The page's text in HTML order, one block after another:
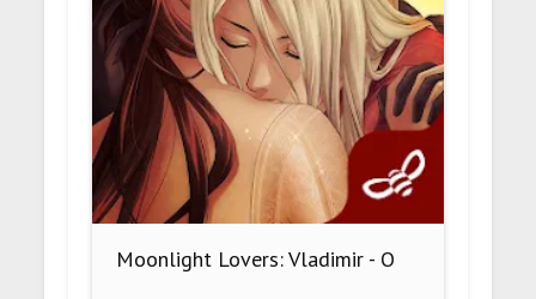
Moonlight Lovers: Vladimir - O